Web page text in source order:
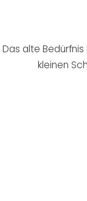
Das alte
kleinen